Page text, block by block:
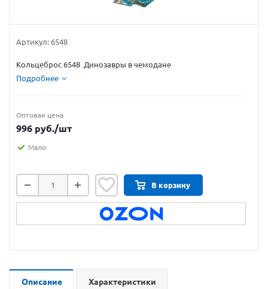
Артикул: 6548
Кольцеброс 6548 Динозавры в чемодане
Подробнее
Оптовая цена
996 руб./шт
Мало
В корзину
Описание Характеристики